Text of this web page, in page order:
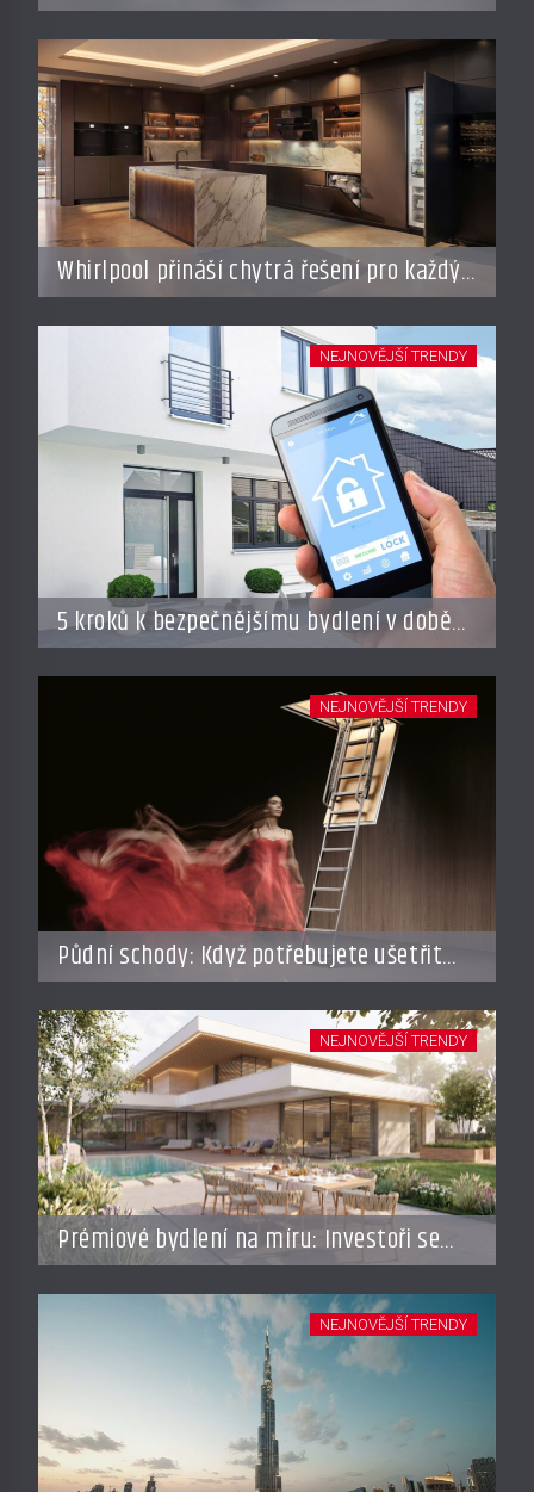
interiéry
Whirlpool přináší chytrá řešení pro každý
styl vaření
5 kroků k bezpečnějšímu bydlení v době
dovolené
NEJNOVĚJŠÍ TRENDY
Půdní schody: Když potřebujete ušetřit
místo, ale nechcete dělat kompromisy
NEJNOVĚJŠÍ TRENDY
Prémiové bydlení na míru: Investoři se
vracejí do Česka, roste zájem o top
adresy i byty a domy za stovky milionů
NEJNOVĚJŠÍ TRENDY
NEJNOVĚJŠÍ TRENDY